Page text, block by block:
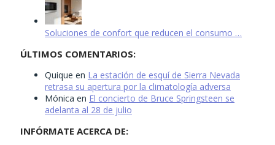
Soluciones de confort que reducen el consumo …
ÚLTIMOS COMENTARIOS:
Quique en La estación de esquí de Sierra Nevada
retrasa su apertura por la climatología adversa
Mónica en El concierto de Bruce Springsteen se
adelanta al 28 de julio
INFÓRMATE ACERCA DE: